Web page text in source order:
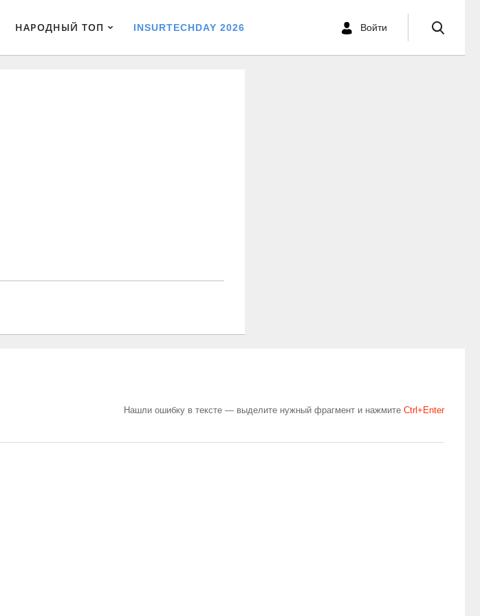
НАРОДНЫЙ ТОП INSURTECHDAY 2026 Войти
Нашли ошибку в тексте — выделите нужный фрагмент и нажмите Сtrl+Enter